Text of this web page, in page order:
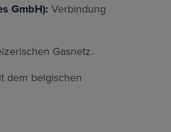
GmbH): Verbindung
Gasnetz.
dem belgischen